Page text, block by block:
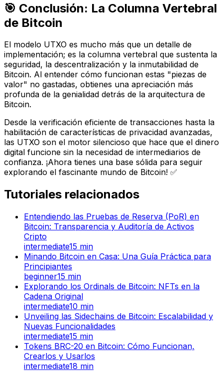
🎯 Conclusión: La Columna Vertebral
de Bitcoin
El modelo UTXO es mucho más que un detalle de
implementación; es la columna vertebral que sustenta la
seguridad, la descentralización y la inmutabilidad de
Bitcoin. Al entender cómo funcionan estas "piezas de
valor" no gastadas, obtienes una apreciación más
profunda de la genialidad detrás de la arquitectura de
Bitcoin.
Desde la verificación eficiente de transacciones hasta la
habilitación de características de privacidad avanzadas,
las UTXO son el motor silencioso que hace que el dinero
digital funcione sin la necesidad de intermediarios de
confianza. ¡Ahora tienes una base sólida para seguir
explorando el fascinante mundo de Bitcoin! ✅
Tutoriales relacionados
Entendiendo las Pruebas de Reserva (PoR) en
Bitcoin: Transparencia y Auditoría de Activos
Cripto
intermediate15 min
Minando Bitcoin en Casa: Una Guía Práctica para
Principiantes
beginner15 min
Explorando los Ordinals de Bitcoin: NFTs en la
Cadena Original
intermediate10 min
Unveiling las Sidechains de Bitcoin: Escalabilidad y
Nuevas Funcionalidades
intermediate15 min
Tokens BRC-20 en Bitcoin: Cómo Funcionan,
Crearlos y Usarlos
intermediate18 min